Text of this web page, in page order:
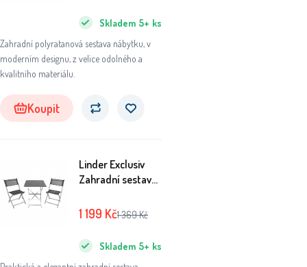
Zahradní polyratanová sestava nábytku, v
moderním designu, z velice odolného a
kvalitního materiálu.
Skladem 5+ ks
Koupit
Linder Exclusiv
Zahradní sestava
Skladem 5+ ks
1 199 Kč1 369Kč